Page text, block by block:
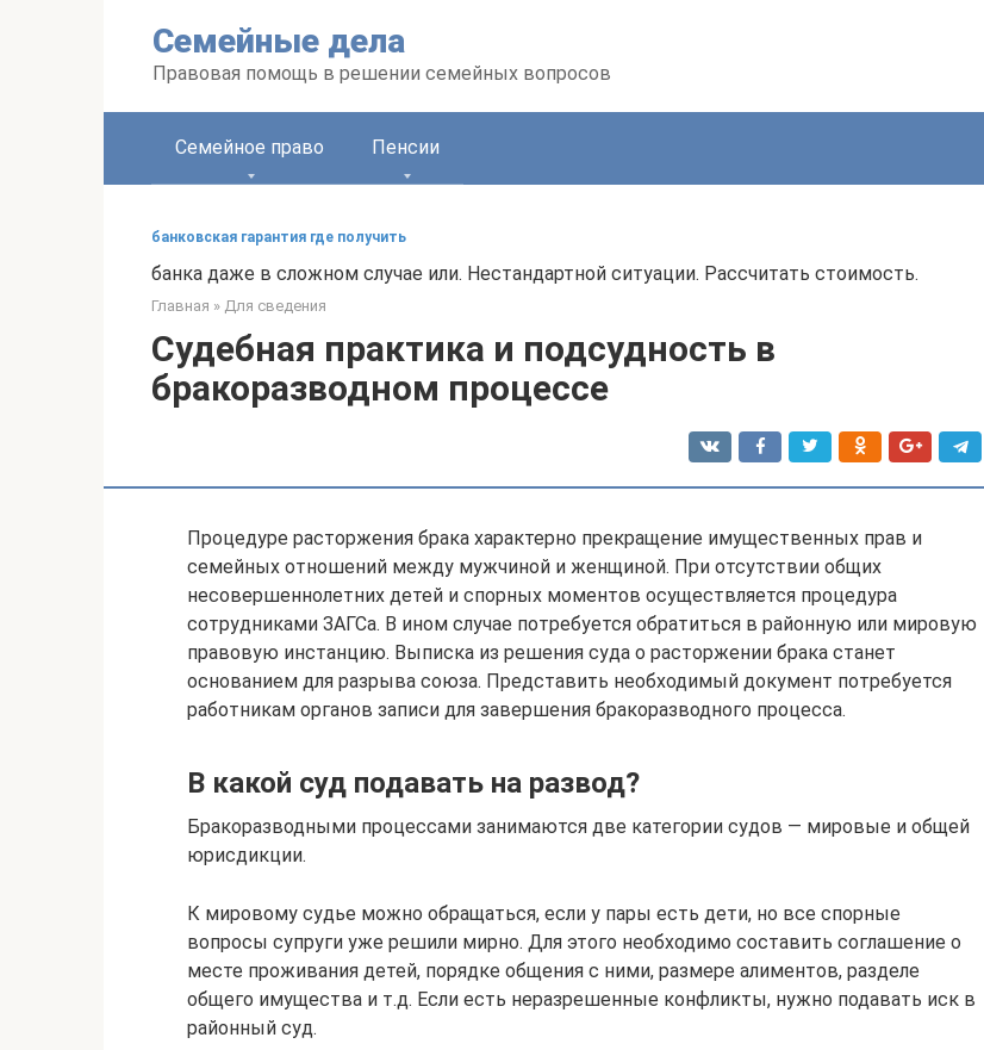
Семейные дела
Правовая помощь в решении семейных вопросов
Семейное право Пенсии
банковская гарантия где получить
банка даже в сложном случае или. Нестандартной ситуации. Рассчитать стоимость.
Главная » Для сведения
Судебная практика и подсудность в
бракоразводном процессе
Процедуре расторжения брака характерно прекращение имущественных прав и
семейных отношений между мужчиной и женщиной. При отсутствии общих
несовершеннолетних детей и спорных моментов осуществляется процедура
сотрудниками ЗАГСа. В ином случае потребуется обратиться в районную или мировую
правовую инстанцию. Выписка из решения суда о расторжении брака станет
основанием для разрыва союза. Представить необходимый документ потребуется
работникам органов записи для завершения бракоразводного процесса.
В какой суд подавать на развод?
Бракоразводными процессами занимаются две категории судов — мировые и общей
юрисдикции.
К мировому судье можно обращаться, если у пары есть дети, но все спорные
вопросы супруги уже решили мирно. Для этого необходимо составить соглашение о
месте проживания детей, порядке общения с ними, размере алиментов, разделе
общего имущества и т.д. Если есть неразрешенные конфликты, нужно подавать иск в
районный суд.